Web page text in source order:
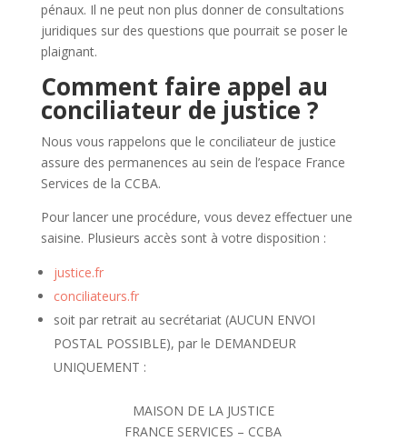
pénaux. Il ne peut non plus donner de consultations
juridiques sur des questions que pourrait se poser le
plaignant.
Comment faire appel au
conciliateur de justice ?
Nous vous rappelons que le conciliateur de justice
assure des permanences au sein de l’espace France
Services de la CCBA.
Pour lancer une procédure, vous devez effectuer une
saisine. Plusieurs accès sont à votre disposition :
justice.fr
conciliateurs.fr
soit par retrait au secrétariat (AUCUN ENVOI
POSTAL POSSIBLE), par le DEMANDEUR
UNIQUEMENT :
MAISON DE LA JUSTICE
FRANCE SERVICES – CCBA